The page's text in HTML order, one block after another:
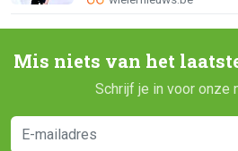
Mis niets van het
Schrijf je in voor onze